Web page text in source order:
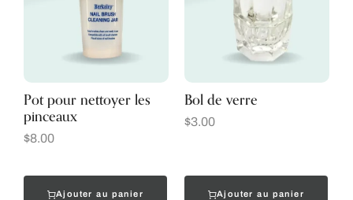
Pot pour nettoyer les
pinceaux
$8.00
Ajouter au panier
Bol de verre
$3.00
Ajouter au panier